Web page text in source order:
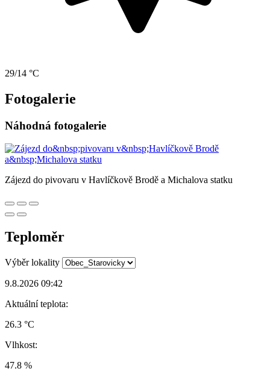
29/14 °C
Fotogalerie
Náhodná fotogalerie
Zájezd do pivovaru v Havlíčkově Brodě a Michalova statku
Teploměr
Výběr lokality
9.8.2026 09:42
Aktuální teplota:
26.3 °C
Vlhkost:
47.8 %